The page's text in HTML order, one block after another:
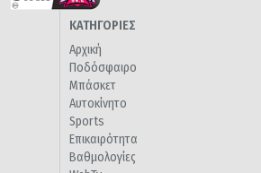
ΚΑΤΗΓΟΡΙΕΣ
Αρχική
Ποδόσφαιρο
Μπάσκετ
Αυτοκίνητο
Sports
Επικαιρότητα
Βαθμολογίες